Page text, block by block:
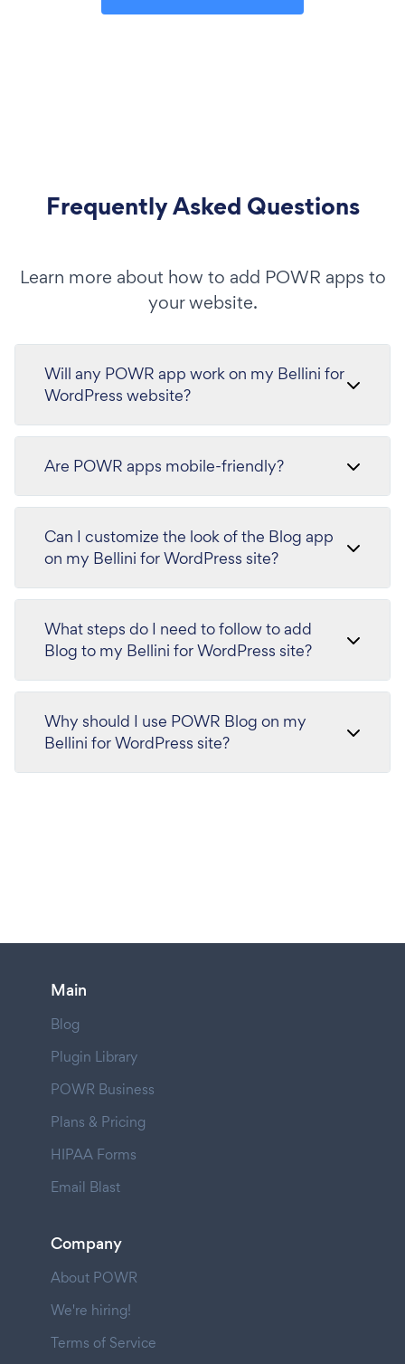
Frequently Asked Questions
Learn more about how to add POWR apps to
your website.
Will any POWR app work on my Bellini for
WordPress website?
Are POWR apps mobile-friendly?
Can I customize the look of the Blog app
on my Bellini for WordPress site?
What steps do I need to follow to add
Blog to my Bellini for WordPress site?
Why should I use POWR Blog on my
Bellini for WordPress site?
Main
Blog
Plugin Library
POWR Business
Plans & Pricing
HIPAA Forms
Email Blast
Company
About POWR
We're hiring!
Terms of Service